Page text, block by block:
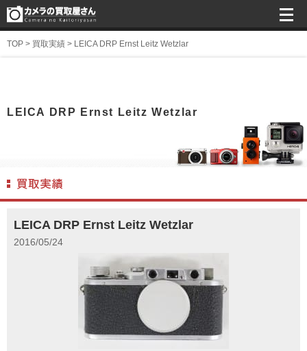
TOP > 買取実績 > LEICA DRP Ernst Leitz Wetzlar
LEICA DRP Ernst Leitz Wetzlar
LEICA DRP Ernst Leitz Wetzlar
2016/05/24